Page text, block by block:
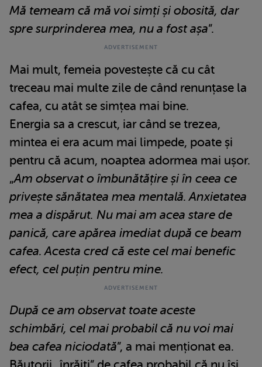
Mă temeam că mă voi simți și obosită, dar
spre surprinderea mea, nu a fost așa”.
Mai mult, femeia povestește că cu cât
treceau mai multe zile de când renunțase la
cafea, cu atât se simțea mai bine.
Energia sa a crescut, iar când se trezea,
mintea ei era acum mai limpede, poate și
pentru că acum, noaptea adormea mai ușor.
„Am observat o îmbunătățire și în ceea ce
privește sănătatea mea mentală. Anxietatea
mea a dispărut. Nu mai am acea stare de
panică, care apărea imediat după ce beam
cafea. Acesta cred că este cel mai benefic
efect, cel puțin pentru mine.
După ce am observat toate aceste
schimbări, cel mai probabil că nu voi mai
bea cafea niciodată”, a mai menționat ea.